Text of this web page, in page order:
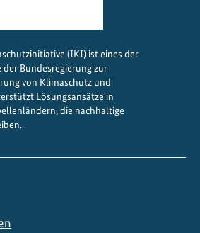
a
l
t
(IKI) ist eines der
Bundesregierung zur
von Klimaschutz und
Lösungsansätze in
die nachhaltige